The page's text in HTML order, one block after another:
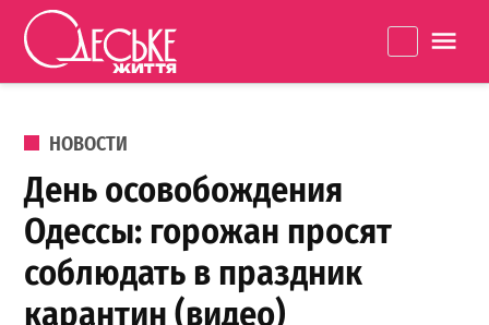
Перейти к содержанию
життя
ОПУБЛИКОВАНО В
НОВОСТИ
День осовобождения
Одессы: горожан просят
соблюдать в праздник
карантин (видео)